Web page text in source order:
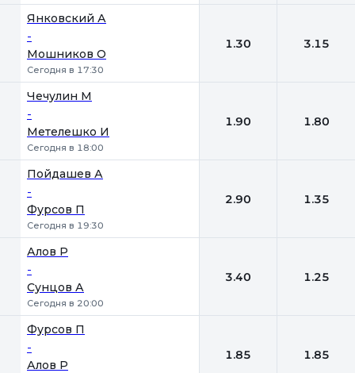
Янковский А
-
Мошников О
Сегодня в 17:30
1.30 3.15
Чечулин М
-
Метелешко И
Сегодня в 18:00
1.90 1.80
Пойдашев А
-
Фурсов П
Сегодня в 19:30
2.90 1.35
Алов Р
-
Сунцов А
Сегодня в 20:00
3.40 1.25
Фурсов П
-
Алов Р
1.85 1.85